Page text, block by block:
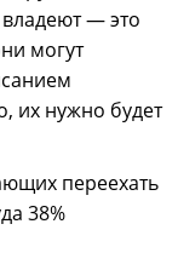
— это
могут
их нужно будет
переехать
38%